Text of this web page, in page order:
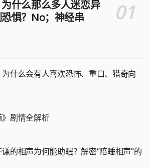
什么那么多人迷恋异
惧？No；神经串
为什么会有人喜欢恐怖、重口、猎奇向
》剧情全解析
的相声为何能助眠？解密“陪睡相声”的